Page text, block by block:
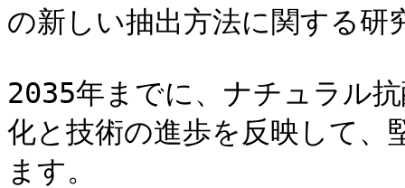
の新しい抽出方法に関する研
2035年までに、ナチュラル
化と技術の進歩を反映して、
ます。